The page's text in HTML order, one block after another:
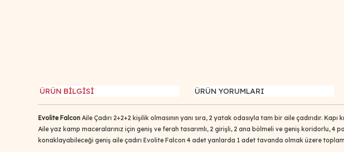
ÜRÜN BİLGİSİ ÜRÜN YORUMLARI
Evolite Falcon Aile Çadırı 2+2+2 kişilik olmasının yanı sıra, 2 yatak odasıyla tam bir aile çadırıdır.
Aile yaz kamp maceralarınız için geniş ve ferah tasarımlı, 2 girişli, 2 ana bölmeli ve geniş koridorlu,
konaklayabileceği geniş aile çadırı Evolite Falcon 4 adet yanlarda 1 adet tavanda olmak üzere